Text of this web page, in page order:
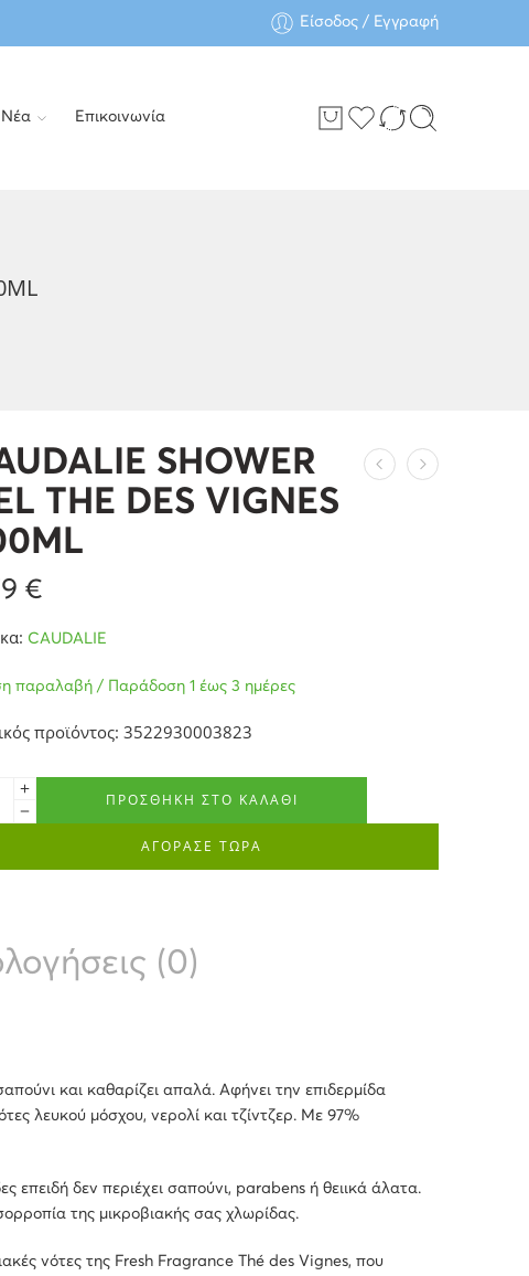
Είσοδος / Εγγραφή
Νέα Επικοινωνία
SHOWER
THE DES VIGNES
€
CAUDALIE
παραλαβή / Παράδοση 1 έως 3 ημέρες
προϊόντος: 3522930003823
ΠΡΟΣΘΉΚΗ ΣΤΟ ΚΑΛΆΘΙ
ΑΓΟΡΑΣΕ ΤΩΡΑ
(0)
και καθαρίζει απαλά. Αφήνει την επιδερμίδα
λευκού μόσχου, νερολί και τζίντζερ. Με 97%
επειδή δεν περιέχει σαπούνι, parabens ή θειικά άλατα.
της μικροβιακής σας χλωρίδας.
νότες της Fresh Fragrance Thé des Vignes, που